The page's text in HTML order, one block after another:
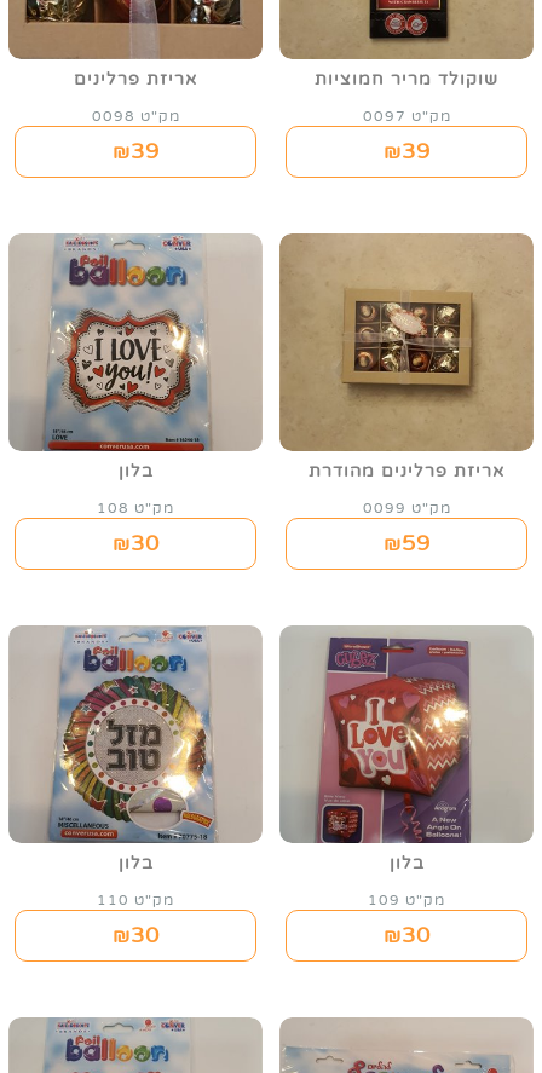
שוקולד מריר חמוציות
מק"ט 0097
₪39
אריזת פרלינים
מק"ט 0098
₪39
אריזת פרלינים מהודרת
מק"ט 0099
₪59
בלון
מק"ט 108
₪30
בלון
מק"ט 109
₪30
בלון
מק"ט 110
₪30